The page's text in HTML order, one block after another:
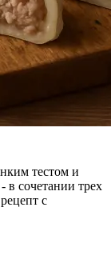
тестом и
в сочетании трех
с